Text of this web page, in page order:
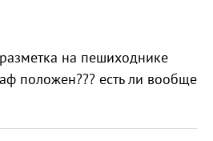
разметка на пешиходнике
положен??? есть ли вообще